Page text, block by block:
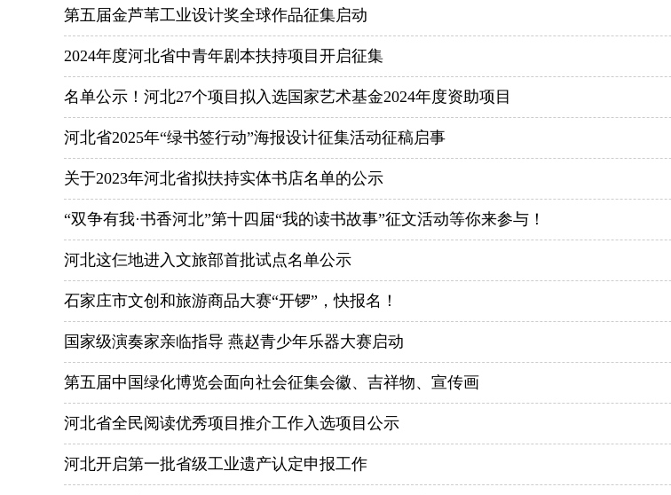
第五届金芦苇工业设计奖全球作品征集启动
2024年度河北省中青年剧本扶持项目开启征集
名单公示！河北27个项目拟入选国家艺术基金2024年度资助项目
河北省2025年“绿书签行动”海报设计征集活动征稿启事
关于2023年河北省拟扶持实体书店名单的公示
“双争有我·书香河北”第十四届“我的读书故事”征文活动等你来参与！
河北这仨地进入文旅部首批试点名单公示
石家庄市文创和旅游商品大赛“开锣”，快报名！
国家级演奏家亲临指导 燕赵青少年乐器大赛启动
第五届中国绿化博览会面向社会征集会徽、吉祥物、宣传画
河北省全民阅读优秀项目推介工作入选项目公示
河北开启第一批省级工业遗产认定申报工作